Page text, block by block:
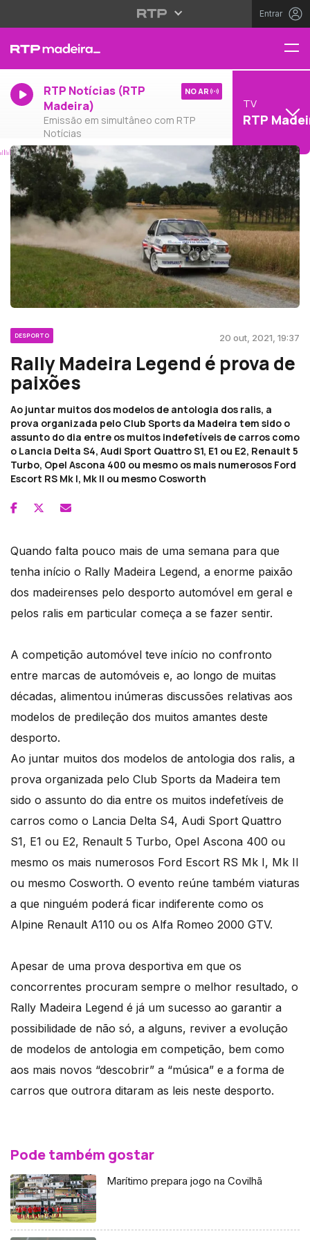
Entrar
RTP Notícias (RTP
Madeira)
Emissão em simultâneo com RTP
Notícias
NO AR
TV
RTP
DESPORTO 20 out, 2021, 19:37
Rally Madeira Legend é prova de
paixões
Ao juntar muitos dos modelos de antologia dos ralis, a
prova organizada pelo Club Sports da Madeira tem sido o
assunto do dia entre os muitos indefetíveis de carros como
o Lancia Delta S4, Audi Sport Quattro S1, E1 ou E2, Renault 5
Turbo, Opel Ascona 400 ou mesmo os mais numerosos Ford
Escort RS Mk I, Mk II ou mesmo Cosworth
Quando falta pouco mais de uma semana para que
tenha início o Rally Madeira Legend, a enorme paixão
dos madeirenses pelo desporto automóvel em geral e
pelos ralis em particular começa a se fazer sentir.
A competição automóvel teve início no confronto
entre marcas de automóveis e, ao longo de muitas
décadas, alimentou inúmeras discussões relativas aos
modelos de predileção dos muitos amantes deste
desporto.
Ao juntar muitos dos modelos de antologia dos ralis, a
prova organizada pelo Club Sports da Madeira tem
sido o assunto do dia entre os muitos indefetíveis de
carros como o Lancia Delta S4, Audi Sport Quattro
S1, E1 ou E2, Renault 5 Turbo, Opel Ascona 400 ou
mesmo os mais numerosos Ford Escort RS Mk I, Mk II
ou mesmo Cosworth. O evento reúne também viaturas
a que ninguém poderá ficar indiferente como os
Alpine Renault A110 ou os Alfa Romeo 2000 GTV.
Apesar de uma prova desportiva em que os
concorrentes procuram sempre o melhor resultado, o
Rally Madeira Legend é já um sucesso ao garantir a
possibilidade de não só, a alguns, reviver a evolução
de modelos de antologia em competição, bem como
aos mais novos “descobrir” a “música” e a forma de
carros que outrora ditaram as leis neste desporto.
Pode também gostar
Marítimo prepara jogo na Covilhã